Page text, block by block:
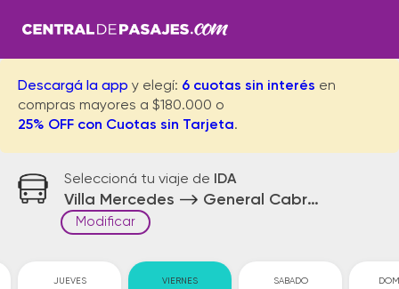
Descargá la app y elegí: 6 cuotas sin interés en
compras mayores a $180.000 o
25% OFF con Cuotas sin Tarjeta.
Seleccioná tu viaje de IDA
Villa Mercedes General Cabrera
Modificar
JUEVES VIERNES SABADO